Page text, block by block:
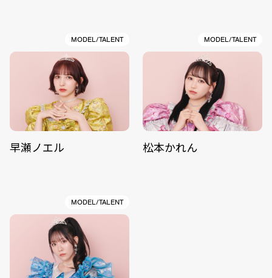
MODEL/TALENT
早瀬ノエル
MODEL/TALENT
松本かれん
MODEL/TALENT